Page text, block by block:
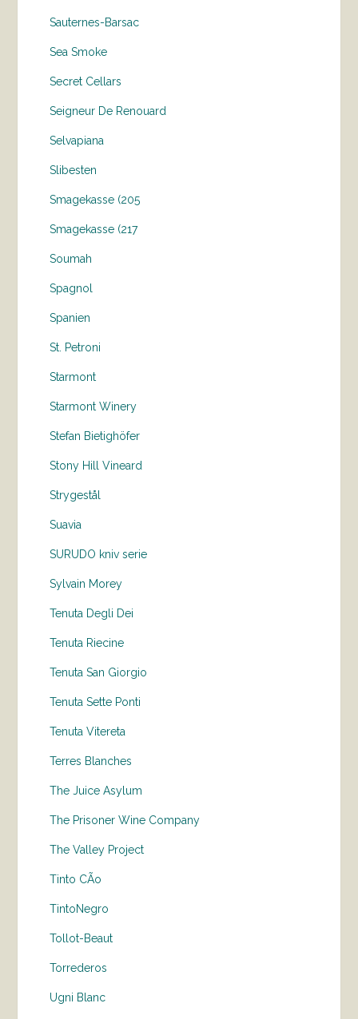
Sauternes-Barsac
Sea Smoke
Secret Cellars
Seigneur De Renouard
Selvapiana
Slibesten
Smagekasse (205
Smagekasse (217
Soumah
Spagnol
Spanien
St. Petroni
Starmont
Starmont Winery
Stefan Bietighöfer
Stony Hill Vineard
Strygestål
Suavia
SURUDO kniv serie
Sylvain Morey
Tenuta Degli Dei
Tenuta Riecine
Tenuta San Giorgio
Tenuta Sette Ponti
Tenuta Vitereta
Terres Blanches
The Juice Asylum
The Prisoner Wine Company
The Valley Project
Tinto CÃo
TintoNegro
Tollot-Beaut
Torrederos
Ugni Blanc